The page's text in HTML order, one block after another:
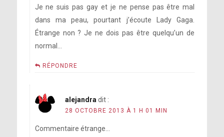
Je ne suis pas gay et je ne pense pas être mal
dans ma peau, pourtant j’écoute Lady Gaga.
Étrange non ? Je ne dois pas être quelqu’un de
normal…
RÉPONDRE
alejandra dit :
28 OCTOBRE 2013 À 1 H 01 MIN
Commentaire étrange…